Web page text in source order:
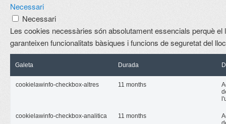
Necessari
Necessari
Les cookies necessàries són absolutament essencials perquè
garanteixen funcionalitats bàsiques i funcions de seguretat del
Galeta Durada
cookielawinfo-checkbox-altres 11 months
cookielawinfo-checkbox-analitica 11 months